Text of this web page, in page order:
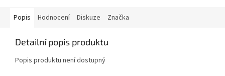
Popis Hodnocení Diskuze Značka
Detailní popis produktu
Popis produktu není dostupný